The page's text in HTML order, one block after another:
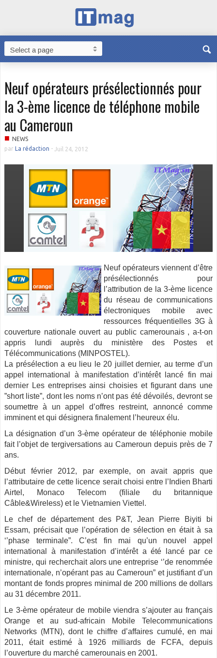
Neuf opérateurs présélectionnés pour
la 3-ème licence de téléphone mobile
au Cameroun
■ NEWS
par La rédaction - Juil 24, 2012
Neuf opérateurs viennent d’être
présélectionnés pour
l’attribution de la 3-ème licence
du réseau de communications
électroniques mobile avec
ressources fréquentielles 3G à
couverture nationale ouvert au public camerounais , a-t-on
appris lundi auprès du ministère des Postes et
Télécommunications (MINPOSTEL).
La présélection a eu lieu le 20 juillet dernier, au terme d’un
appel international à manifestation d’intérêt lancé fin mai
dernier Les entreprises ainsi choisies et figurant dans une
”short liste”, dont les noms n’ont pas été dévoilés, devront se
soumettre à un appel d’offres restreint, annoncé comme
imminent et qui désignera finalement l’heureux élu.
La désignation d’un 3-ème opérateur de téléphonie mobile
fait l’objet de tergiversations au Cameroun depuis près de 7
ans.
Début février 2012, par exemple, on avait appris que
l’attributaire de cette licence serait choisi entre l’Indien Bharti
Airtel, Monaco Telecom (filiale du britannique
Câble&Wireless) et le Vietnamien Viettel.
Le chef de département des P&T, Jean Pierre Biyiti bi
Essam, précisait que l’opération de sélection en était à sa
‘’phase terminale”. C’est fin mai qu’un nouvel appel
international à manifestation d’intérêt a été lancé par ce
ministre, qui recherchait alors une entreprise ‘’de renommée
internationale, n’opérant pas au Cameroun” et justifiant d’un
montant de fonds propres minimal de 200 millions de dollars
au 31 décembre 2011.
Le 3-ème opérateur de mobile viendra s’ajouter au français
Orange et au sud-africain Mobile Telecommunications
Networks (MTN), dont le chiffre d’affaires cumulé, en mai
2011, était estimé à 1926 milliards de FCFA, depuis
l’ouverture du marché camerounais en 2001.